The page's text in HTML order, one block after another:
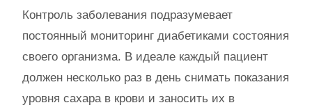
Контроль заболевания подразумевает
постоянный мониторинг диабетиками состояния
своего организма. В идеале каждый пациент
должен несколько раз в день снимать показания
уровня сахара в крови и заносить их в